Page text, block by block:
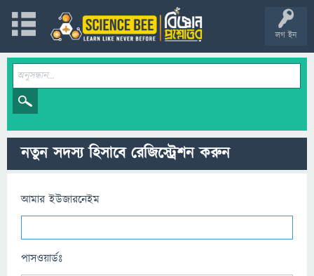
লগ ইন
নতুন সদস্য হিসাবে রেজিস্ট্রেশন করুন
আমার ইউজারনেইম
পাসওয়ার্ডঃ